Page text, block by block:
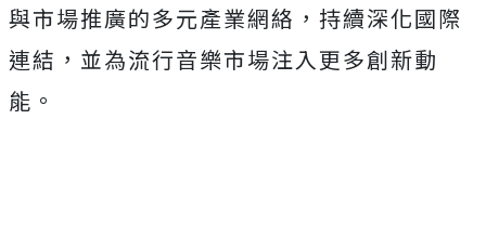
與市場推廣的多元產業網絡，持續深化國際
連結，並為流行音樂市場注入更多創新動
能。